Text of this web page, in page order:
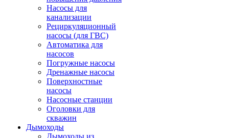
Насосы для
канализации
Рециркуляционный
насосы (для ГВС)
Автоматика для
насосов
Погружные насосы
Дренажные насосы
Поверхностные
насосы
Насосные станции
Оголовки для
скважин
Дымоходы
Дымоходы из